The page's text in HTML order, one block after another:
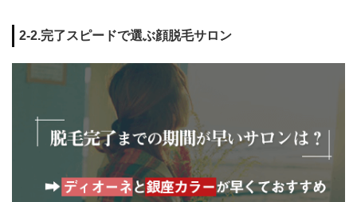
2-2.完了スピードで選ぶ顔脱毛サロン